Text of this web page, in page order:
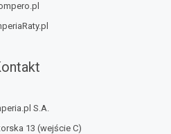
S.A.
13 (wejście C)